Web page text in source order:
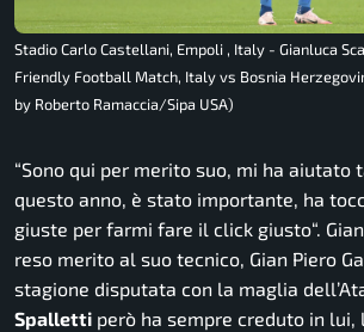
Stadio Carlo Castellani, Empoli , Italy - Gianluca
Friendly Football Match, Italy vs Bosnia
by Roberto Ramaccia/Sipa USA)
“Sono qui per merito suo, mi ha aiutato
questo anno, è stato importante, ha
giuste per farmi fare il click giusto“.
reso merito al suo tecnico, Gian Piero
stagione disputata con la maglia
Spalletti però ha sempre creduto in